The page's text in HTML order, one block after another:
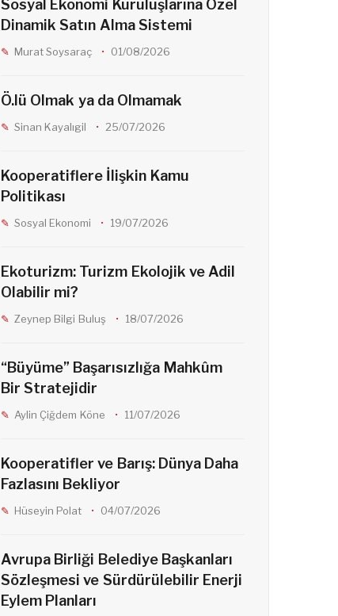
o
a
e
Sosyal Ekonomi Kuruluşlarına Özel
Dinamik Satın Alma Sistemi
Murat Soysaraç 01/08/2026
Ö.lü Olmak ya da Olmamak
Sinan Kayalıgil 25/07/2026
Kooperatiflere İlişkin Kamu
Politikası
Sosyal Ekonomi 19/07/2026
Ekoturizm: Turizm Ekolojik ve Adil
Olabilir mi?
Zeynep Bilgi Buluş 18/07/2026
“Büyüme” Başarısızlığa Mahkûm
Bir Stratejidir
Aylin Çiğdem Köne 11/07/2026
Kooperatifler ve Barış: Dünya Daha
Fazlasını Bekliyor
Hüseyin Polat 04/07/2026
Avrupa Birliği Belediye Başkanları
Sözleşmesi ve Sürdürülebilir Enerji
Eylem Planları